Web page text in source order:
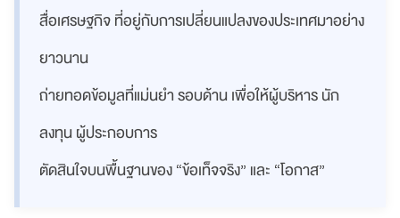
สื่อเศรษฐกิจ ที่อยู่กับการเปลี่ยนแปลงของประเทศมาอย่าง
ยาวนาน
ถ่ายทอดข้อมูลที่แม่นยำ รอบด้าน เพื่อให้ผู้บริหาร นัก
ลงทุน ผู้ประกอบการ
ตัดสินใจบนพื้นฐานของ “ข้อเท็จจริง” และ “โอกาส”